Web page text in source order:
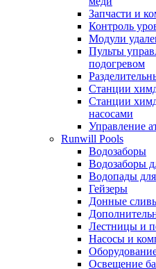
Запчасти и
Контроль
Модули
Пульты
подогревом
Станции
Станции
насосами
Управление
Runwill Pools
Водозаборы
Водозаборы
Водопады
Гейзеры
Донные
Лестницы и
Насосы и
Освещение